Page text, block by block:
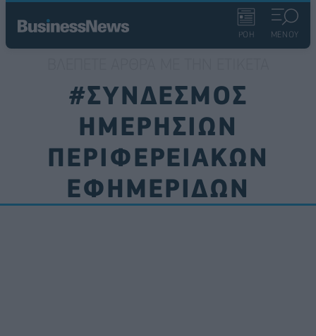
ΡΟΗ ΜΕΝΟΥ
#ΣΥΝΔΕΣΜΟΣ
ΗΜΕΡΗΣΙΩΝ
ΠΕΡΙΦΕΡΕΙΑΚΩΝ
ΕΦΗΜΕΡΙΔΩΝ